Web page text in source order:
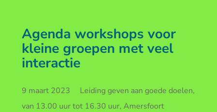
Agenda workshops voor
kleine groepen met veel
interactie
9 maart 2023 Leiding geven aan goede doelen,
van 13.00 uur tot 16.30 uur, Amersfoort